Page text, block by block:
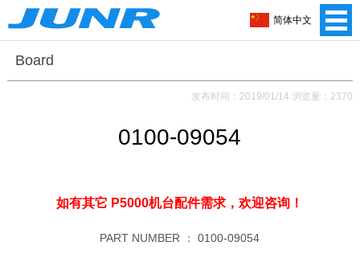
Board
发布时间：2019/01/14 浏览量：2370
0100-09054
如有其它 P5000机台配件需求，欢迎咨询！
PART NUMBER ：0100-09054
简体中文